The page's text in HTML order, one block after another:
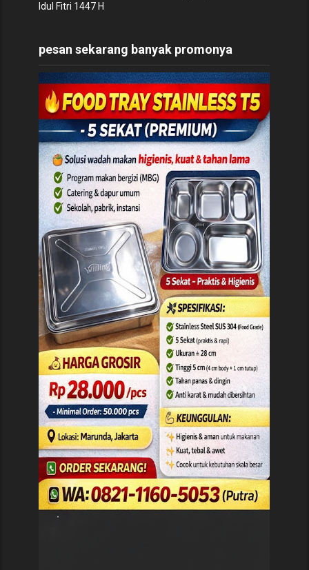
Idul Fitri 1447 H
pesan sekarang banyak promonya